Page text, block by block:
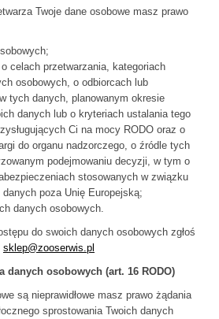
Twoje dane osobowe masz prawo
celach przetwarzania, kategoriach
osobowych, o odbiorcach lub
tych danych, planowanym okresie
danych lub o kryteriach ustalania tego
Ci na mocy RODO oraz o
do organu nadzorczego, o źródle tych
podejmowaniu decyzji, w tym o
stosowanych w związku
poza Unię Europejską;
danych osobowych.
do swoich danych osobowych zgłoś
sklep@zooserwis.pl
danych osobowych (art. 16 RODO)
są nieprawidłowe masz prawo żądania
sprostowania Twoich danych